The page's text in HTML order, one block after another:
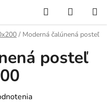
Hľadať
KOŠÍK
/ Moderná čalúnená posteľ
posteľ